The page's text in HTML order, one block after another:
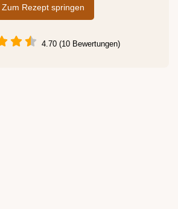
Zum Rezept springen
4.70 (10 Bewertungen)